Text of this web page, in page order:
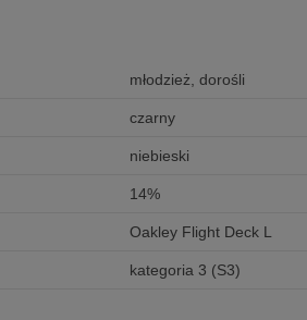
młodzież, dorośli
czarny
niebieski
14%
Oakley Flight Deck L
kategoria 3 (S3)